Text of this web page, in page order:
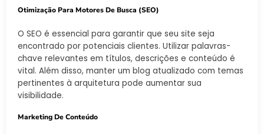
Otimização Para Motores De Busca (SEO)
O SEO é essencial para garantir que seu site seja
encontrado por potenciais clientes. Utilizar palavras-
chave relevantes em títulos, descrições e conteúdo é
vital. Além disso, manter um blog atualizado com temas
pertinentes à arquitetura pode aumentar sua
visibilidade.
Marketing De Conteúdo